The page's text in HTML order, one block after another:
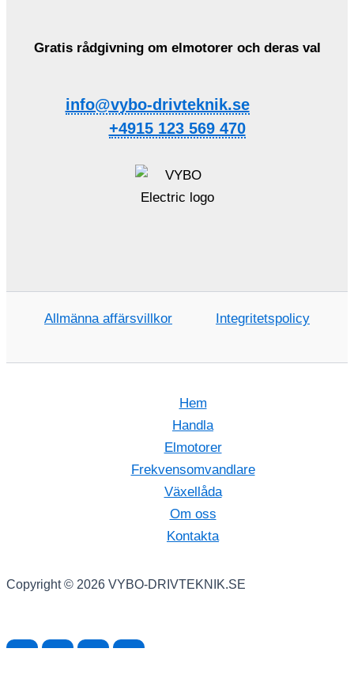
Gratis rådgivning om elmotorer och deras val
info@vybo-drivteknik.se
+4915 123 569 470
Allmänna affärsvillkor Integritetspolicy
Hem
Handla
Elmotorer
Frekvensomvandlare
Växellåda
Om oss
Kontakta
Copyright © 2026 VYBO-DRIVTEKNIK.SE